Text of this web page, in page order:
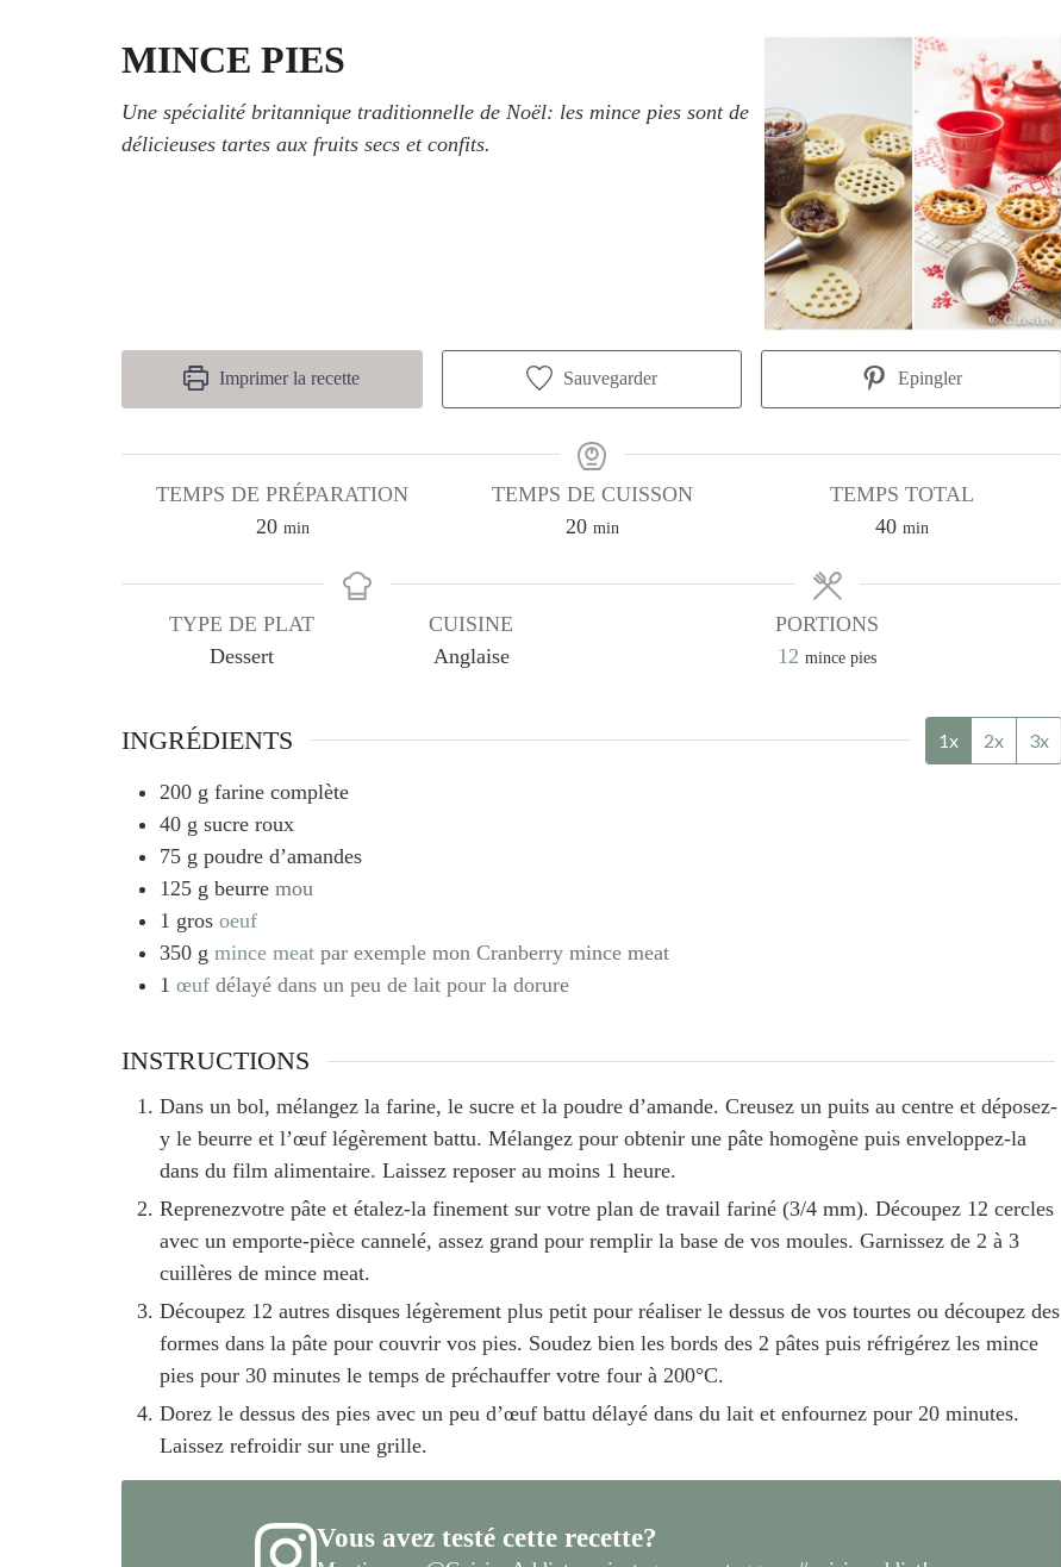
MINCE PIES
Une spécialité britannique traditionnelle de Noël: les mince pies sont de
délicieuses tartes aux fruits secs et confits.
Imprimer la recette Sauvegarder Epingler
TEMPS DE PRÉPARATION
20minutes
min
TEMPS DE CUISSON
20minutes
min
TEMPS TOTAL
40minutes
min
TYPE DE PLAT
Dessert
CUISINE
Anglaise
PORTIONS
12 mince pies
INGRÉDIENTS 1x 2x 3x
200 g farine complète
40 g sucre roux
75 g poudre d’amandes
125 g beurre mou
1 gros oeuf
350 g mince meat par exemple mon Cranberry mince meat
1 œuf délayé dans un peu de lait pour la dorure
INSTRUCTIONS
Dans un bol, mélangez la farine, le sucre et la poudre d’amande. Creusez un puits au centre et déposez-
y le beurre et l’œuf légèrement battu. Mélangez pour obtenir une pâte homogène puis enveloppez-la
dans du film alimentaire. Laissez reposer au moins 1 heure.
Reprenezvotre pâte et étalez-la finement sur votre plan de travail fariné (3/4 mm). Découpez 12 cercles
avec un emporte-pièce cannelé, assez grand pour remplir la base de vos moules. Garnissez de 2 à 3
cuillères de mince meat.
Découpez 12 autres disques légèrement plus petit pour réaliser le dessus de vos tourtes ou découpez des
formes dans la pâte pour couvrir vos pies. Soudez bien les bords des 2 pâtes puis réfrigérez les mince
pies pour 30 minutes le temps de préchauffer votre four à 200°C.
Dorez le dessus des pies avec un peu d’œuf battu délayé dans du lait et enfournez pour 20 minutes.
Laissez refroidir sur une grille.
Vous avez testé cette recette?